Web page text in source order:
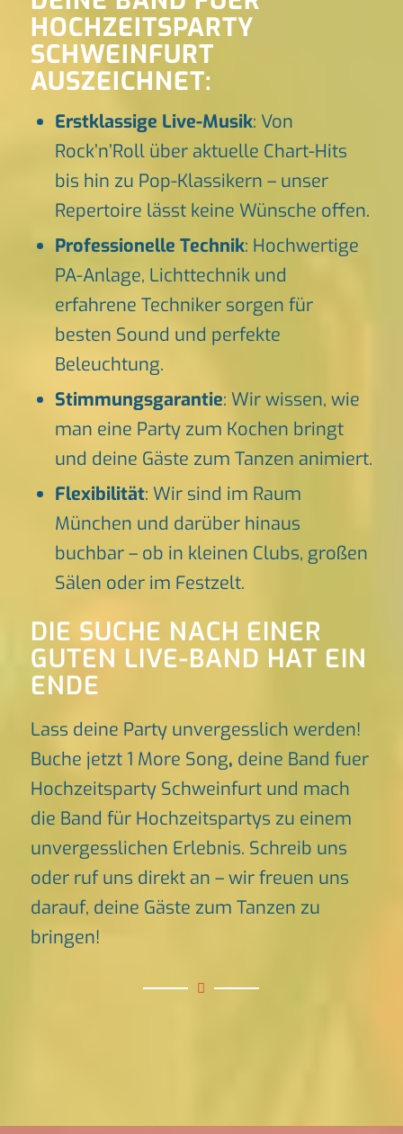
HOCHZEITSPARTY
SCHWEINFURT
AUSZEICHNET:
Erstklassige Live-Musik: Von
Rock’n’Roll über aktuelle Chart-Hits
bis hin zu Pop-Klassikern – unser
Repertoire lässt keine Wünsche offen.
Professionelle Technik: Hochwertige
PA-Anlage, Lichttechnik und
erfahrene Techniker sorgen für
besten Sound und perfekte
Beleuchtung.
Stimmungsgarantie: Wir wissen, wie
man eine Party zum Kochen bringt
und deine Gäste zum Tanzen animiert.
Flexibilität: Wir sind im Raum
München und darüber hinaus
buchbar – ob in kleinen Clubs, großen
Sälen oder im Festzelt.
DIE SUCHE NACH EINER
GUTEN LIVE-BAND HAT EIN
ENDE
Lass deine Party unvergesslich werden!
Buche jetzt 1 More Song, deine Band fuer
Hochzeitsparty Schweinfurt und mach
die Band für Hochzeitspartys zu einem
unvergesslichen Erlebnis. Schreib uns
oder ruf uns direkt an – wir freuen uns
darauf, deine Gäste zum Tanzen zu
bringen!